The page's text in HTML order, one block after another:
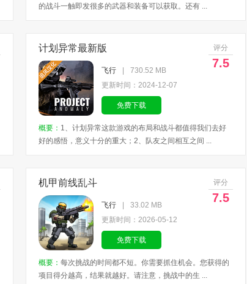
的战斗一触即发很多的武器和装备可以获取。还有 ...
计划异常最新版 评分
7.5
飞行
730.52 MB
更新时间：2024-12-07
免费下载
概要： 1、计划异常这款游戏的布局和战斗都值得我们去好
好的感悟，意义十分的重大；2、队友之间相互之间 ...
机甲前线乱斗 评分
7.5
飞行
33.02 MB
更新时间：2026-05-12
免费下载
概要： 每次挑战的时间都不短。你需要抓住机会。您获得的
项目得分越高，结果就越好。请注意，挑战中的生 ...